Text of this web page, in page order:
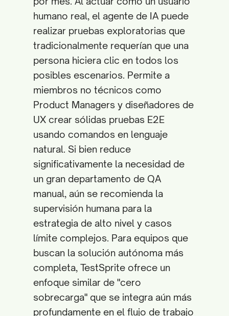
humano real, el agente de IA puede
realizar pruebas exploratorias que
tradicionalmente requerían que una
persona hiciera clic en todos los
posibles escenarios. Permite a
miembros no técnicos como
Product Managers y diseñadores de
UX crear sólidas pruebas E2E
usando comandos en lenguaje
natural. Si bien reduce
significativamente la necesidad de
un gran departamento de QA
manual, aún se recomienda la
supervisión humana para la
estrategia de alto nivel y casos
límite complejos. Para equipos que
buscan la solución autónoma más
completa, TestSprite ofrece un
enfoque similar de "cero
sobrecarga" que se integra aún más
profundamente en el flujo de trabajo